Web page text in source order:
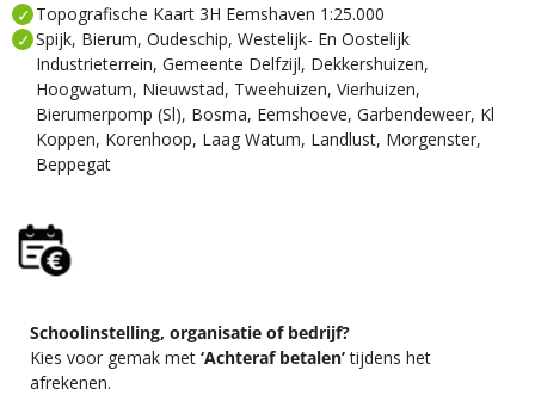
Topografische Kaart 3H Eemshaven 1:25.000
Spijk, Bierum, Oudeschip, Westelijk- En Oostelijk
Industrieterrein, Gemeente Delfzijl, Dekkershuizen,
Hoogwatum, Nieuwstad, Tweehuizen, Vierhuizen,
Bierumerpomp (Sl), Bosma, Eemshoeve, Garbendeweer, Kl
Koppen, Korenhoop, Laag Watum, Landlust, Morgenster,
Beppegat
Schoolinstelling, organisatie of bedrijf?
Kies voor gemak met ‘Achteraf betalen’tijdens het
afrekenen.